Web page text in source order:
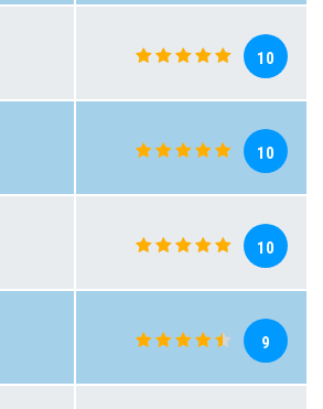
10
10
10
9